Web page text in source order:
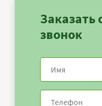
Заказать
звонок